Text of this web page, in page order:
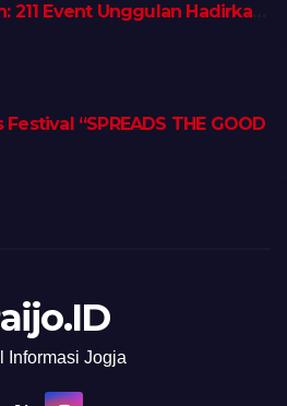
211 Event Unggulan Hadirkan
“SPREADS THE GOOD
Informasi Jogja